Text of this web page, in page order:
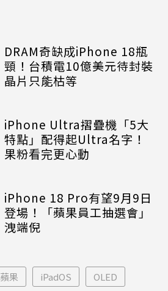
DRAM奇缺成iPhone 18瓶
頸！台積電10億美元待封裝
晶片只能枯等
iPhone Ultra摺疊機「5大
特點」配得起Ultra名字！
果粉看完更心動
iPhone 18 Pro有望9月9日
登場！「蘋果員工抽選會」
洩端倪
蘋果 iPadOS OLED